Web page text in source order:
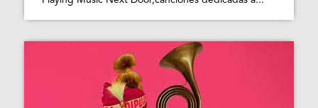
Playing Music Next Door,canciones dedicadas a...